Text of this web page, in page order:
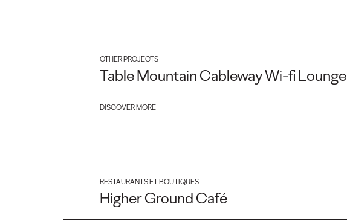
OTHER PROJECTS
Table Mountain Cableway Wi-fi Lounge
DISCOVER MORE
RESTAURANTS ET BOUTIQUES
Higher Ground Café